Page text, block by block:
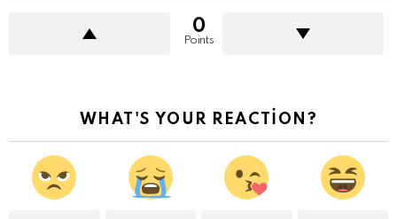
0
Points
WHAT'S YOUR REACTION?